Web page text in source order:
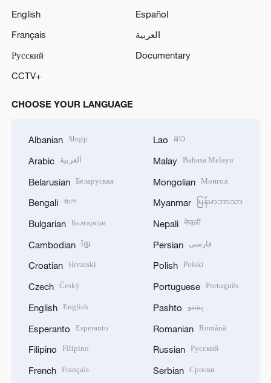
English
Español
Français
العربية
Русский
Documentary
CCTV+
CHOOSE YOUR LANGUAGE
Albanian Shqip
Arabic العربية
Belarusian Беларуская
Bengali বাংলা
Bulgarian Български
Cambodian ខ្មែរ
Croatian Hrvatski
Czech Český
English English
Esperanto Esperanto
Filipino Filipino
French Français
Lao ລາວ
Malay Bahasa Melayu
Mongolian Монгол
Myanmar မြန်မာဘာသာ
Nepali नेपाली
Persian فارسی
Polish Polski
Portuguese Português
Pashto پښتو
Romanian Română
Russian Русский
Serbian Српски